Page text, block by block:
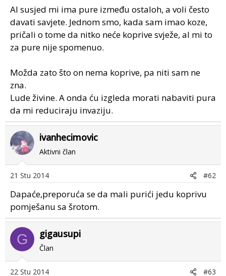
o
o
s
t
a
Al susjed mi ima pure između ostaloh, a voli često
davati savjete. Jednom smo, kada sam imao koze,
pričali o tome da nitko neće koprive svježe, al mi to
za pure nije spomenuo.
Možda zato što on nema koprive, pa niti sam ne
zna.
Lude živine. A onda ću izgleda morati nabaviti pura
da mi reduciraju invaziju.
ivanhecimovic
Aktivni član
21 Stu 2014 #62
Dapaće,preporuća se da mali purići jedu koprivu
pomješanu sa šrotom.
G gigausupi
Član
22 Stu 2014 #63